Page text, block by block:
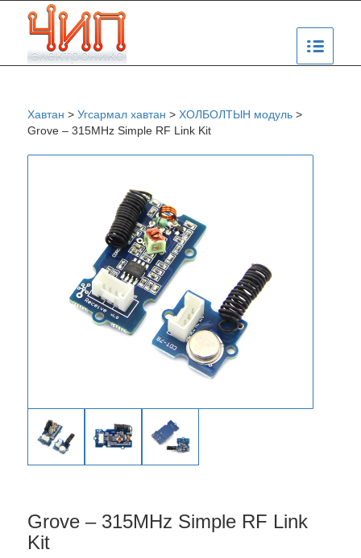
Хавтан > Угсармал хавтан > ХОЛБОЛТЫН модуль>
Grove – 315MHz Simple RF Link Kit
Grove – 315MHz Simple RF Link
Kit